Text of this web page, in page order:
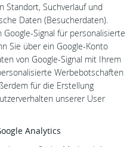
Standort, Suchverlauf und
Daten (Besucherdaten).
Signal für personalisierte
Sie über ein Google-Konto
von Google-Signal mit Ihrem
Werbebotschaften
für die Erstellung
unserer User
Analytics